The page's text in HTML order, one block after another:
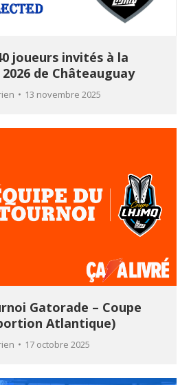
joueurs invités à la
2026 de Châteauguay
13 novembre 2025
Gatorade – Coupe
Atlantique)
17 octobre 2025